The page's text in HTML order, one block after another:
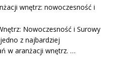
wnętrz: nowoczesność i
Nowoczesność i Surowy
z najbardziej
w aranżacji wnętrz. …